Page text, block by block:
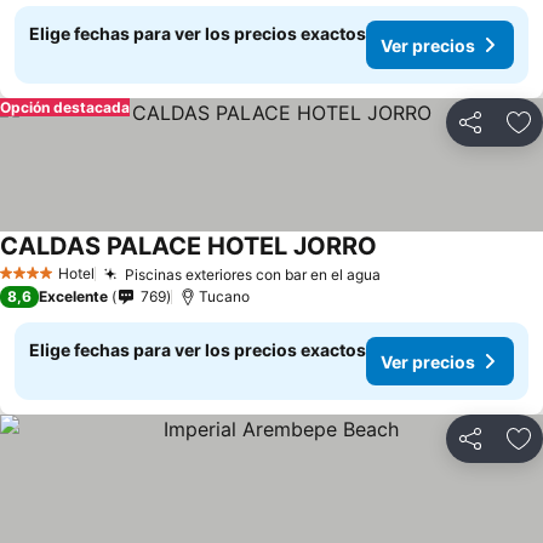
Elige fechas para ver los precios exactos
Ver precios
Compartir
Opción destacada
4 EstrellasHotel Piscinas exteriores con bar en el agua
CALDAS PALACE HOTEL JORRO
8,6 Excelente 769 Tucano
Elige fechas para ver los precios exactos
Ver precios
Compartir